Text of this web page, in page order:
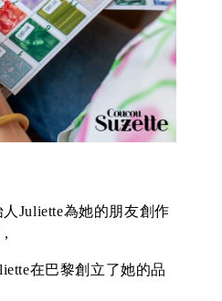
Juliette為她的朋友創作
在巴黎創立了她的品